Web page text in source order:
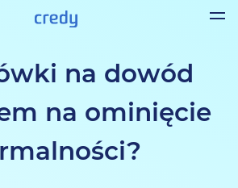
na dowód
na ominięcie